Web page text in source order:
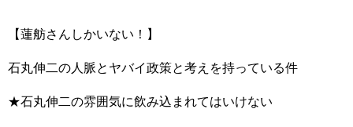
【蓮舫さんしかいない！】
石丸伸二の人脈とヤバイ政策と考えを持っている件
★石丸伸二の雰囲気に飲み込まれてはいけない